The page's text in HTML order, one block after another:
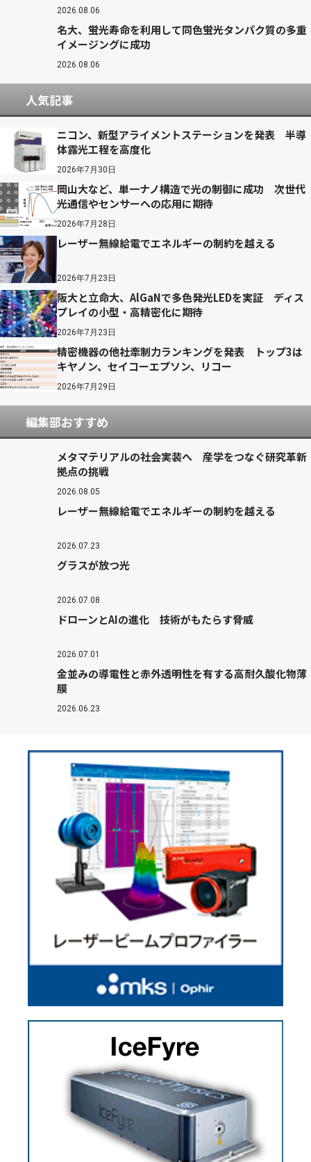
2026.08.06
名大、蛍光寿命を利用して同色蛍光タンパク質の多重
イメージングに成功
2026.08.06
人気記事
ニコン、新型アライメントステーションを発表 半導
体露光工程を高度化
2026年7月30日
岡山大など、単一ナノ構造で光の制御に成功 次世代
光通信やセンサーへの応用に期待
2026年7月28日
レーザー無線給電でエネルギーの制約を越える
2026年7月23日
阪大と立命大、AlGaNで多色発光LEDを実証 ディス
プレイの小型・高精密化に期待
2026年7月23日
精密機器の他社牽制力ランキングを発表 トップ3は
キヤノン、セイコーエプソン、リコー
2026年7月29日
編集部おすすめ
メタマテリアルの社会実装へ 産学をつなぐ研究革新
拠点の挑戦
2026.08.05
レーザー無線給電でエネルギーの制約を越える
2026.07.23
グラスが放つ光
2026.07.08
ドローンとAIの進化 技術がもたらす脅威
2026.07.01
金並みの導電性と赤外透明性を有する高耐久酸化物薄
膜
2026.06.23